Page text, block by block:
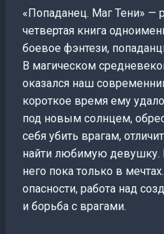
«Попаданец. Маг Тени» —
четвертая книга
боевое фэнтези,
В магическом
оказался наш
короткое время ему
под новым солнцем,
себя убить врагам,
найти любимую девушку.
него пока только в
опасности, работа над
и борьба с врагами.